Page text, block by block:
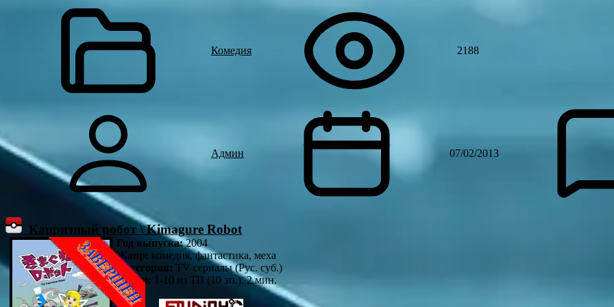
Комедия 2188
Админ 07/02/2013
Капризный робот \ Kimagure Robot
Год выпуска:2004
Жанр: комедия, фантастика, меха
Категория: TV сериалы (Рус. суб.)
Серии: 1-10 из ТВ (10 эп.), 2 мин.